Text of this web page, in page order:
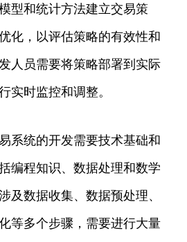
型和统计方法建立交易策
化，以评估策略的有效性和
人员需要将策略部署到实际
实时监控和调整。
系统的开发需要技术基础和
编程知识、数据处理和数学
及数据收集、数据预处理、
等多个步骤，需要进行大量